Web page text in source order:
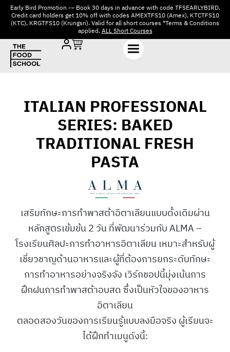
Early Bird Promotion -– Book 30 days in advance with code TFSEARLYBIRD.
Credit card holders get 10% off with codes AMEXTFS10 (Amex), KTCTFS10
(KTC), KRGTFS10 (Krungsri). Valid for all short courses *Terms & Conditions
applied.ALL Short Courses
ITALIAN PROFESSIONAL
SERIES: BAKED
TRADITIONAL FRESH
PASTA
เสริมทักษะการทำพาสต้าอิตาเลียนแบบดั้งเดิมผ่าน
หลักสูตรเข้มข้น 2 วัน ที่พัฒนาร่วมกับ ALMA –
โรงเรียนศิลปะการทำอาหารอิตาเลียน เหมาะสำหรับผู้
เชี่ยวชาญด้านอาหารและผู้ที่ต้องการยกระดับทักษะ
การทำอาหารอย่างจริงจัง เวิร์กชอปนี้มุ่งเน้นการ
ฝึกฝนการทำพาสต้าอบสด ซึ่งเป็นหัวใจของอาหาร
อิตาเลียน
ตลอดสองวันของการเรียนรู้แบบลงมือจริง ผู้เรียนจะ
ได้ฝึกทำเมนูดังนี้: